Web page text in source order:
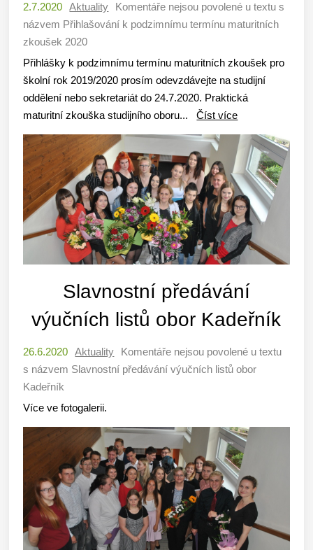
2.7.2020 Aktuality Komentáře nejsou povolené u textu s
názvem Přihlašování k podzimnímu termínu maturitních
zkoušek 2020
Přihlášky k podzimnímu termínu maturitních zkoušek pro
školní rok 2019/2020 prosím odevzdávejte na studijní
oddělení nebo sekretariát do 24.7.2020. Praktická
maturitní zkouška studijního oboru...Číst více
Slavnostní předávání
výučních listů obor Kadeřník
26.6.2020 Aktuality Komentáře nejsou povolené u textu
s názvem Slavnostní předávání výučních listů obor
Kadeřník
Více ve fotogalerii.